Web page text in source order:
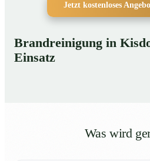
Jetzt kostenloses
Brandreinigung in
Einsatz
Was wird